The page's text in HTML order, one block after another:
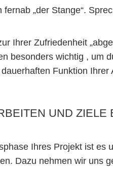
fernab „der Stange“.
Ihrer Zufriedenheit
besonders wichtig , um
Funktion Ihrer
UND ZIELE
Ihres Projekt ist es
Dazu nehmen wir uns